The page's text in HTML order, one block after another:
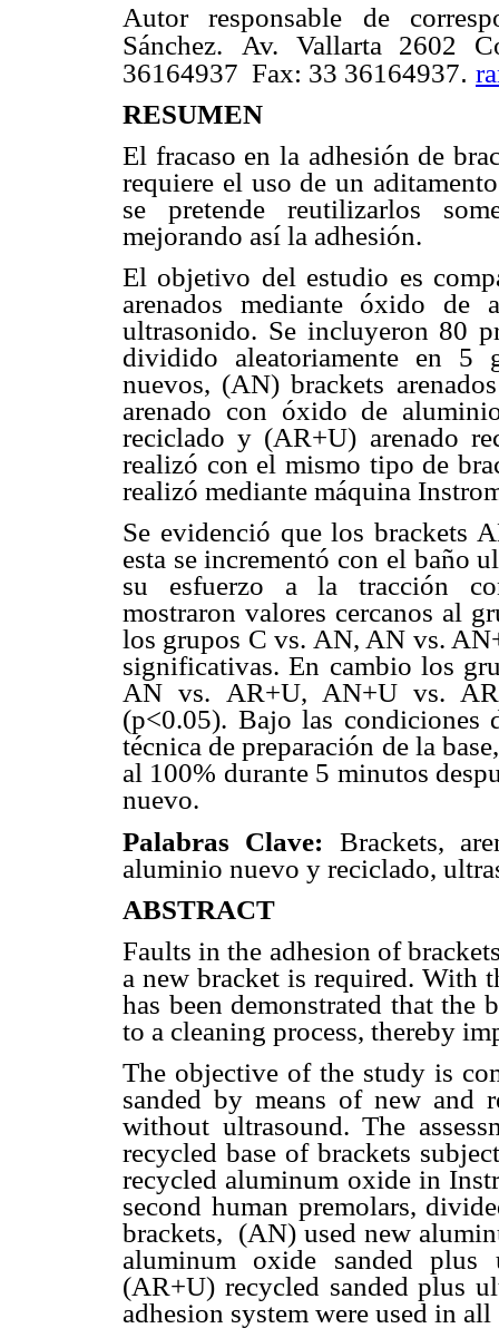
Autor responsable de
Sánchez.
Av. Vallarta 2602
36164937 Fax: 33 36164937.
RESUMEN
El fracaso en la adhesión de
requiere el uso de un
se pretende reutilizarlos
mejorando así la adhesión.
El objetivo del estudio es c
arenados mediante óxido
ultrasonido. Se incluyeron 80
dividido aleatoriamente en 5
nuevos, (AN) brackets
arenado con óxido de
reciclado y (AR+U) arenado
realizó con el mismo tipo de
realizó mediante máquina
Se evidenció que los brackets
esta se incrementó con el baño
su esfuerzo a la tracción
mostraron valores cercanos al
los grupos C vs. AN, AN vs.
significativas. En cambio los
AN vs. AR+U, AN+U vs.
(p<0.05). Bajo las condiciones
técnica de preparación de la
al 100% durante 5 minutos
nuevo.
Palabras Clave: Brackets,
aluminio nuevo y reciclado,
ABSTRACT
Faults in the adhesion of
a new bracket is required. With
has been demonstrated that the
to a cleaning process, thereby
The objective of the study is
sanded by means of new and
without ultrasound. The
recycled base of brackets
recycled aluminum oxide in
second human premolars,
brackets, (AN) used new
aluminum oxide sanded plus
(AR+U) recycled sanded plus
adhesion system were used in